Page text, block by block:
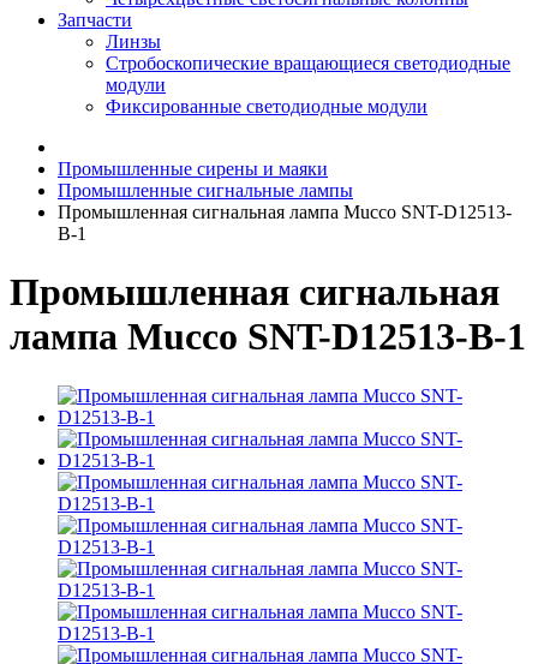
Запчасти
Линзы
Стробоскопические вращающиеся светодиодные
модули
Фиксированные светодиодные модули
Промышленные сирены и маяки
Промышленные сигнальные лампы
Промышленная сигнальная лампа Mucco SNT-D12513-
B-1
Промышленная сигнальная
лампа Mucco SNT-D12513-B-1